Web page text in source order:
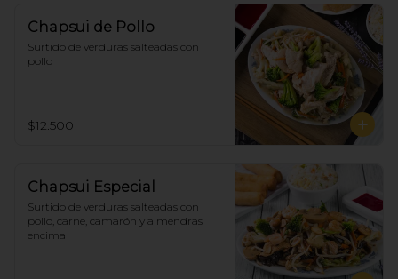
Chapsui de Pollo
Surtido de verduras salteadas con
pollo
$12.500
Chapsui Especial
Surtido de verduras salteadas con
pollo, carne, camarón y almendras
encima